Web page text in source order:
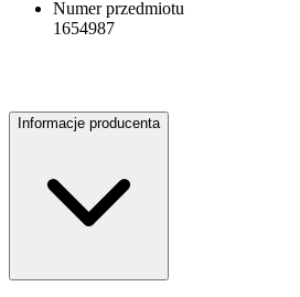
Numer przedmiotu
1654987
Informacje producenta